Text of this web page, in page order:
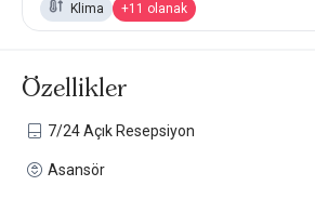
Klima
+11 olanak
Özellikler
7/24 Açık Resepsiyon
Asansör